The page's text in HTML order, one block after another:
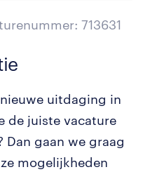
713631
uitdaging in
de juiste vacature
gaan we graag
mogelijkheden